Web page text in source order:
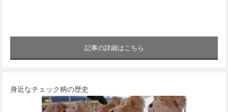
記事の詳細はこちら
身近なチェック柄の歴史